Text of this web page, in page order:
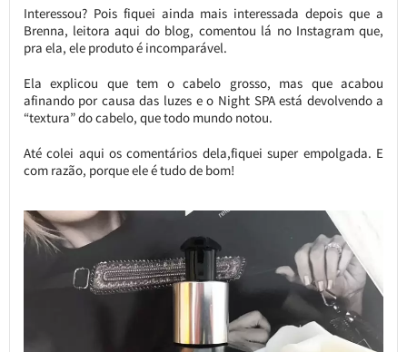
Interessou? Pois fiquei ainda mais interessada depois que a
Brenna, leitora aqui do blog, comentou lá no Instagram que,
pra ela, ele produto é incomparável.
Ela explicou que tem o cabelo grosso, mas que acabou
afinando por causa das luzes e o Night SPA está devolvendo a
“textura” do cabelo, que todo mundo notou.
Até colei aqui os comentários dela,fiquei super empolgada. E
com razão, porque ele é tudo de bom!